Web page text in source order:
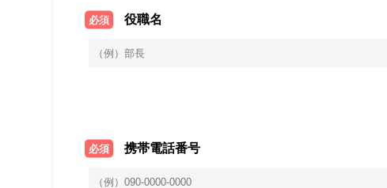
役職名
必須
携帯電話番号
必須